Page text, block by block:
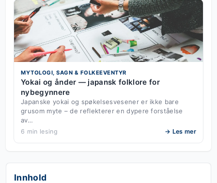
MYTOLOGI, SAGN & FOLKEEVENTYR
Yokai og ånder — japansk folklore for
nybegynnere
Japanske yokai og spøkelsesvesener er ikke bare
grusom myte – de reflekterer en dypere forståelse
av…
6 min lesing → Les mer
Innhold